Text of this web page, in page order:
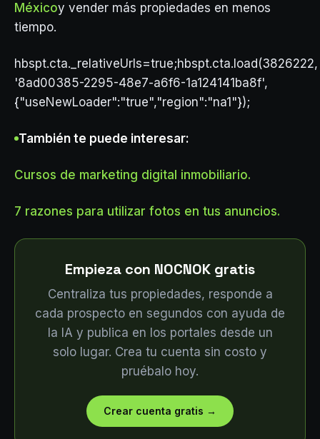
Méxicoy vender más propiedades en menos
tiempo.
hbspt.cta._relativeUrls=true;hbspt.cta.load(3826222,
'8ad00385-2295-48e7-a6f6-1a124141ba8f',
{"useNewLoader":"true","region":"na1"});
También te puede interesar:
Cursos de marketing digital inmobiliario.
7 razones para utilizar fotos en tus anuncios.
Empieza con NOCNOK gratis
Centraliza tus propiedades, responde a
cada prospecto en segundos con ayuda de
la IA y publica en los portales desde un
solo lugar. Crea tu cuenta sin costo y
pruébalo hoy.
Crear cuenta gratis →